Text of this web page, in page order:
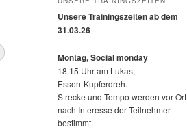
Unsere Trainingszeiten ab dem
31.03.26
Montag, Social monday
18:15 Uhr am Lukas,
Essen-Kupferdreh.
Strecke und Tempo werden vor Ort
nach Interesse der Teilnehmer
bestimmt.